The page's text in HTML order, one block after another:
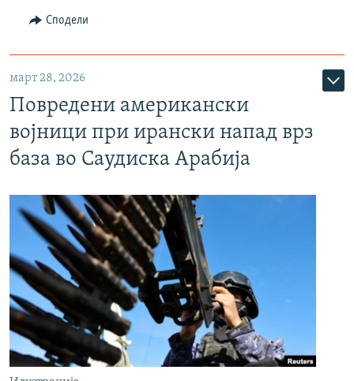
Сподели
март 28, 2026
Повредени американски
војници при ирански напад врз
база во Саудиска Арабија